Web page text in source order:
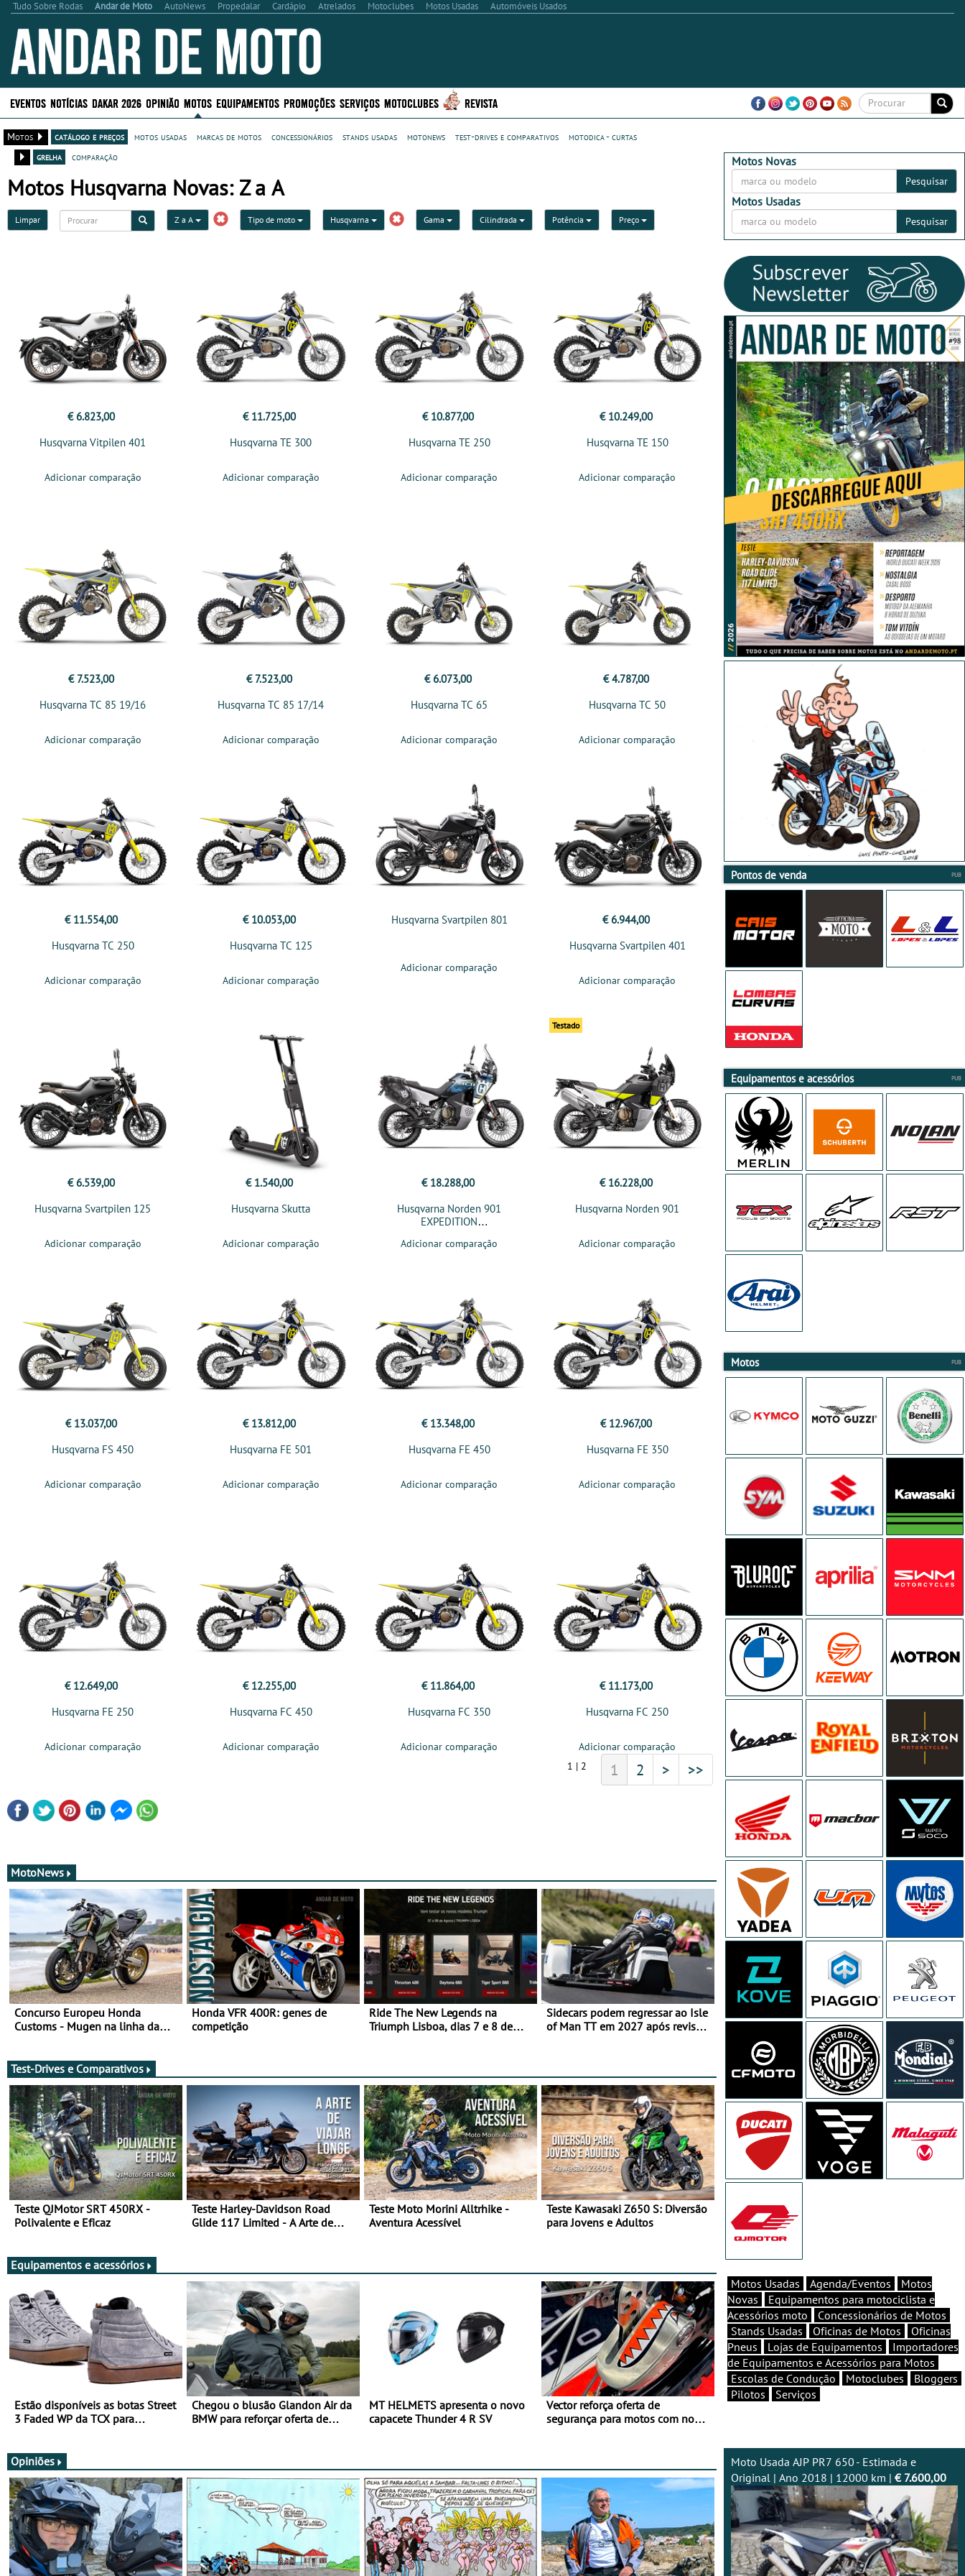
Tudo Sobre Rodas Andar de Moto AutoNews Propedalar Cardápio Atrelados Motoclubes Motos Usadas Automóveis Usados
EVENTOS NOTÍCIAS DAKAR 2026 OPINIÃO MOTOS EQUIPAMENTOS PROMOÇÕES SERVIÇOS MOTOCLUBES REVISTA
Motos catálogo e preços motos usadas marcas de motos concessionários stands usadas motonews test-drives e comparativos
motodica - curtas
grelha
comparação
Motos Husqvarna Novas: Z a A
Limpar Z a A Tipo de moto Husqvarna Gama Cilindrada Potência Preço
€ 6.823,00
Husqvarna Vitpilen 401
Adicionar comparação
€ 11.725,00
Husqvarna TE 300
Adicionar comparação
€ 10.877,00
Husqvarna TE 250
Adicionar comparação
€ 10.249,00
Husqvarna TE 150
Adicionar comparação
€ 7.523,00
Husqvarna TC 85 19/16
Adicionar comparação
€ 7.523,00
Husqvarna TC 85 17/14
Adicionar comparação
€ 6.073,00
Husqvarna TC 65
Adicionar comparação
€ 4.787,00
Husqvarna TC 50
Adicionar comparação
€ 11.554,00
Husqvarna TC 250
Adicionar comparação
€ 10.053,00
Husqvarna TC 125
Adicionar comparação
Husqvarna Svartpilen 801
Adicionar comparação
€ 6.944,00
Husqvarna Svartpilen 401
Adicionar comparação
€ 6.539,00
Husqvarna Svartpilen 125
Adicionar comparação
€ 1.540,00
Husqvarna Skutta
Adicionar comparação
€ 18.288,00
Husqvarna Norden 901
EXPEDITION
Adicionar comparação
Testado
€ 16.228,00
Husqvarna Norden 901
Adicionar comparação
€ 13.037,00
Husqvarna FS 450
Adicionar comparação
€ 13.812,00
Husqvarna FE 501
Adicionar comparação
€ 13.348,00
Husqvarna FE 450
Adicionar comparação
€ 12.967,00
Husqvarna FE 350
Adicionar comparação
€ 12.649,00
Husqvarna FE 250
Adicionar comparação
€ 12.255,00
Husqvarna FC 450
Adicionar comparação
€ 11.864,00
Husqvarna FC 350
Adicionar comparação
€ 11.173,00
Husqvarna FC 250
Adicionar comparação
1 | 2
1 2 > >>
MotoNews
Concurso Europeu Honda
Customs - Mugen na linha da
Honda VFR 400R: genes de
competição
Ride The New Legends na
Triumph Lisboa, dias 7 e 8 de
Sidecars podem regressar ao Isle
of Man TT em 2027 após revisão
Test-Drives e Comparativos
Teste QJMotor SRT 450RX -
Polivalente e Eficaz
Teste Harley-Davidson Road
Glide 117 Limited - A Arte de
Teste Moto Morini Alltrhike -
Aventura Acessível
Teste Kawasaki Z650 S: Diversão
para Jovens e Adultos
Equipamentos e acessórios
Estão disponíveis as botas Street
3 Faded WP da TCX para
Chegou o blusão Glandon Air da
BMW para reforçar oferta de
MT HELMETS apresenta o novo
capacete Thunder 4 R SV
Vector reforça oferta de
segurança para motos com nova
Opiniões
Motos Novas
Pesquisar
Motos Usadas
Pesquisar
Pontos de venda
Equipamentos e acessórios
Motos
Motos Usadas Agenda/Eventos
Motos
Novas
Equipamentos para motociclista e
Acessórios moto
Concessionários de Motos
Stands Usadas
Oficinas de Motos
Oficinas
Pneus
Lojas de Equipamentos
Importadores
de Equipamentos e Acessórios para Motos
Escolas de Condução
Motoclubes
Bloggers
Pilotos
Serviços
Moto Usada AJP PR7 650 - Estimada e
Original | Ano 2018 | 12000 km | € 7.600,00